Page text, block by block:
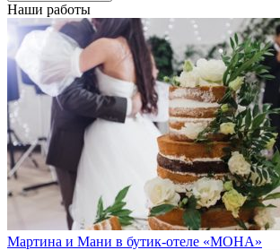
Наши работы
Мартина и Мани в бутик-отеле «МОНА»